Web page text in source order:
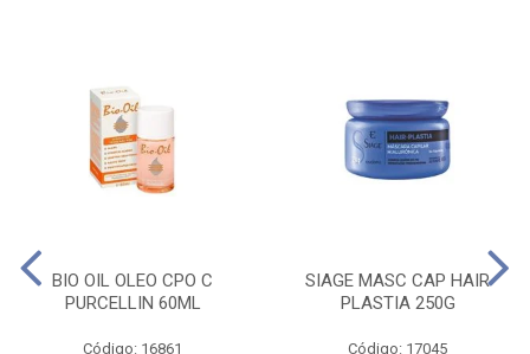
BIO OIL OLEO CPO C
PURCELLIN 60ML
Código: 16861
SIAGE MASC CAP HAIR
PLASTIA 250G
Código: 17045